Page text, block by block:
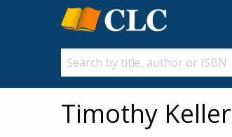
Timothy Keller